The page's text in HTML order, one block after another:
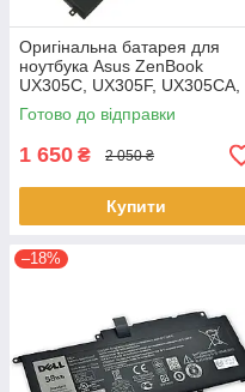
Оригінальна батарея для
ноутбука Asus ZenBook
UX305C, UX305F, UX305CA,
UX305FA - C31N1411 (+11.4 V
45Wh) АКБ
Готово до відправки
1 650 ₴ 2 050 ₴
Купити
–18%